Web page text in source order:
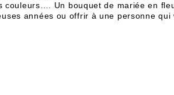
couleurs…. Un bouquet de mariée en
années ou offrir à une personne qui